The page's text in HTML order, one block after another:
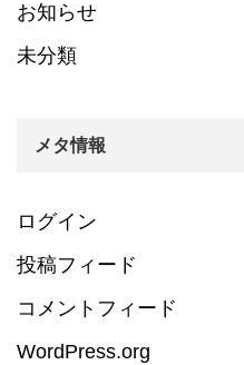
お知らせ
未分類
メタ情報
ログイン
投稿フィード
コメントフィード
WordPress.org